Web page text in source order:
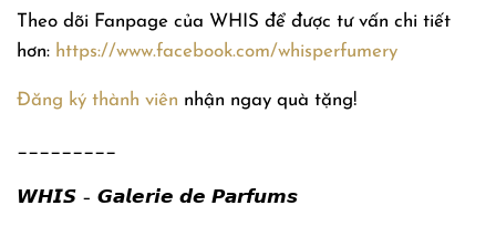
Theo dõi Fanpage của WHIS để được tư vấn chi tiết
hơn: https://www.facebook.com/whisperfumery
Đăng ký thành viên nhận ngay quà tặng!
_________
𝙒𝙃𝙄𝙎 – 𝙂𝙖𝙡𝙚𝙧𝙞𝙚 𝙙𝙚 𝙋𝙖𝙧𝙛𝙪𝙢𝙨